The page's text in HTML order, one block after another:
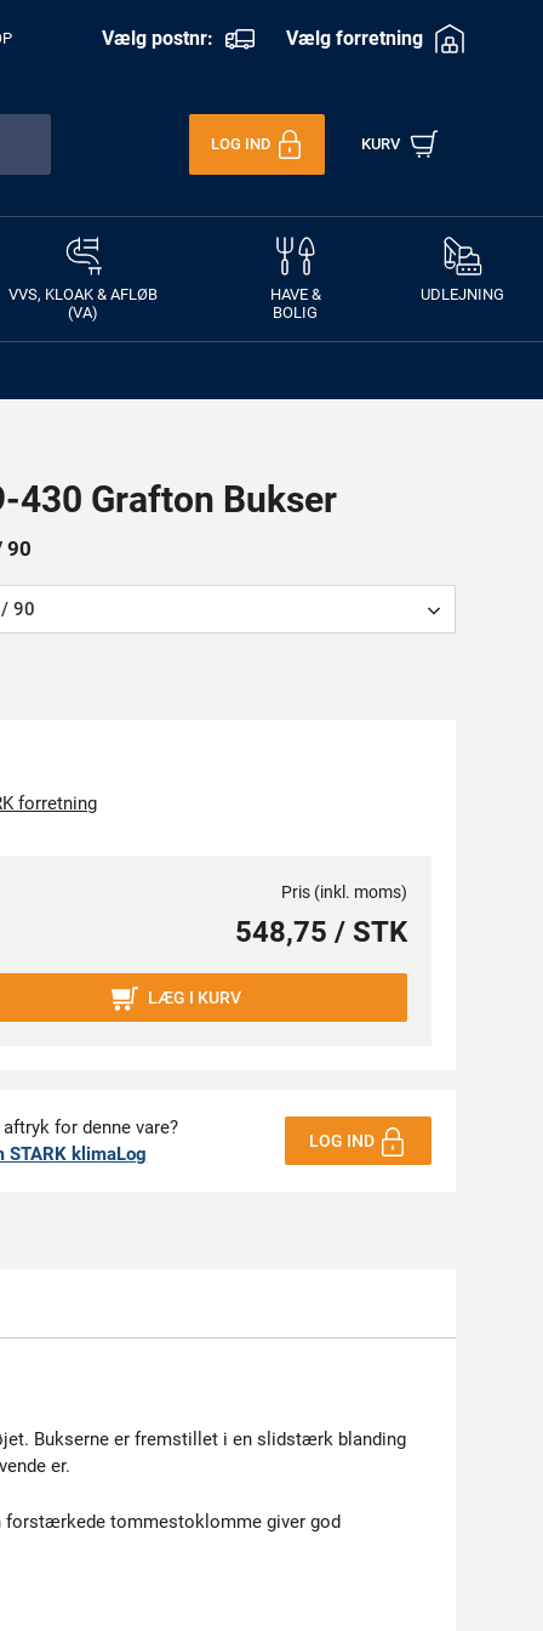
Vælg postnr: Vælg forretning
LOG IND KURV
VVS, KLOAK & AFLØB
(VA)
HAVE &
BOLIG
UDLEJNING
430 Grafton Bukser
90
90
forretning
Pris (inkl. moms)
548,75 / STK
LÆG I KURV
aftryk for denne vare?
STARK klimaLog
LOG IND
Bukserne er fremstillet i en slidstærk blanding
er.
forstærkede tommestoklomme giver god